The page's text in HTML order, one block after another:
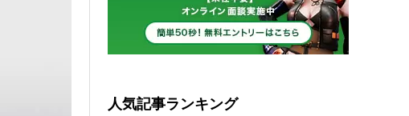
人気記事ランキング